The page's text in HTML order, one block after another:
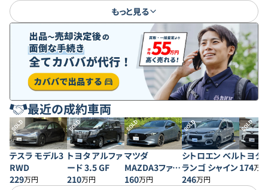
ツ
スポー
もっと見る
最近の成約車両
SOLD
テスラ モデル3
RWD
229万円
SOLD
トヨタ アルファ
ード 3.5 GF
210万円
SOLD
マツダ
MAZDA3ファス
トバック 20S プ
160万円
SOLD
シトロエン ベル
ランゴ シャイン
246万円
SOLD
トヨタ
174万円